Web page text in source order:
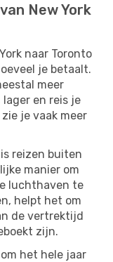
New York
naar Toronto
je betaalt.
meer
en reis je
je vaak meer
reizen buiten
manier om
luchthaven te
helpt het om
de vertrektijd
zijn.
het hele jaar